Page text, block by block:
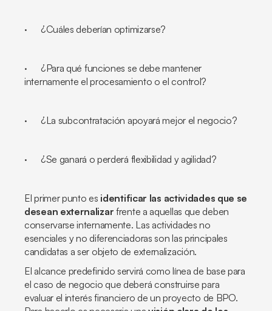
· ¿Cuáles deberían optimizarse?
· ¿Para qué funciones se debe mantener
internamente el procesamiento o el control?
· ¿La subcontratación apoyará mejor el negocio?
· ¿Se ganará o perderá flexibilidad y agilidad?
El primer punto es identificar las actividades que se
desean externalizar frente a aquellas que deben
conservarse internamente. Las actividades no
esenciales y no diferenciadoras son las principales
candidatas a ser objeto de externalización.
El alcance predefinido servirá como línea de base para
el caso de negocio que deberá construirse para
evaluar el interés financiero de un proyecto de BPO.